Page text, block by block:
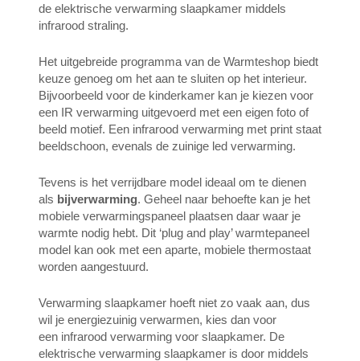
de elektrische verwarming slaapkamer middels
infrarood straling.
Het uitgebreide programma van de Warmteshop biedt
keuze genoeg om het aan te sluiten op het interieur.
Bijvoorbeeld voor de kinderkamer kan je kiezen voor
een IR verwarming uitgevoerd met een eigen foto of
beeld motief. Een infrarood verwarming met print staat
beeldschoon, evenals de zuinige led verwarming.
Tevens is het verrijdbare model ideaal om te dienen
als bijverwarming. Geheel naar behoefte kan je het
mobiele verwarmingspaneel plaatsen daar waar je
warmte nodig hebt. Dit ‘plug and play’ warmtepaneel
model kan ook met een aparte, mobiele thermostaat
worden aangestuurd.
Verwarming slaapkamer hoeft niet zo vaak aan, dus
wil je energiezuinig verwarmen, kies dan voor
een infrarood verwarming voor slaapkamer. De
elektrische verwarming slaapkamer is door middels